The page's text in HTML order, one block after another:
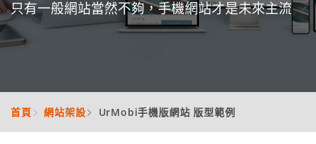
只有一般網站當然不夠，手機網站才是未來主流
首頁 網站架設 UrMobi手機版網站 版型範例